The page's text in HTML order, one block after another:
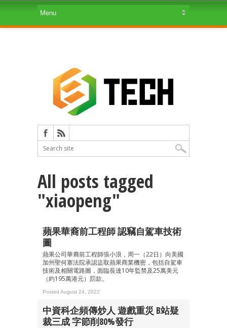
All posts tagged
"xiaopeng"
蘋果華裔前工程師 認竊自駕車技術
圖
蘋果公司華裔前工程師張小浪，周一（22日）向美國
加州聖何塞法院承認盜取蘋果商業機密，包括自駕車
技術及相關電路圖，面臨長達10年監禁及25萬美元
（約195萬港元）罰款。
Posted August 24, 2022
中資科企頻傳炒人 遊戲重災 B站疑
裁三成 字節削80%發行